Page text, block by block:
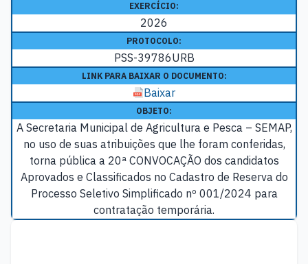
EXERCÍCIO:
2026
PROTOCOLO:
PSS-39786URB
LINK PARA BAIXAR O DOCUMENTO:
Baixar
OBJETO:
A Secretaria Municipal de Agricultura e Pesca – SEMAP,
no uso de suas atribuições que lhe foram conferidas,
torna pública a 20ª CONVOCAÇÃO dos candidatos
Aprovados e Classificados no Cadastro de Reserva do
Processo Seletivo Simplificado nº 001/2024 para
contratação temporária.